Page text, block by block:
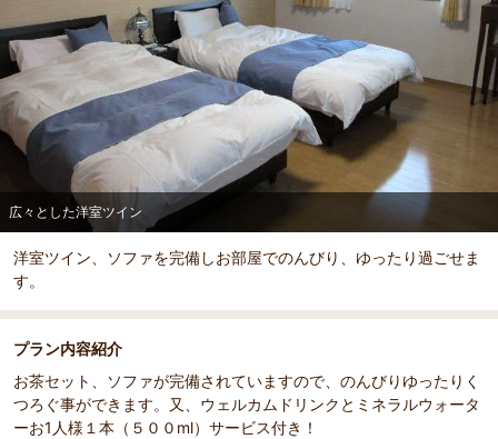
広々とした洋室ツイン
洋室ツイン、ソファを完備しお部屋でのんびり、ゆったり過ごせま
す。
プラン内容紹介
お茶セット、ソファが完備されていますので、のんびりゆったりく
つろぐ事ができます。又、ウェルカムドリンクとミネラルウォータ
ーお1人様１本（５００ml）サービス付き！